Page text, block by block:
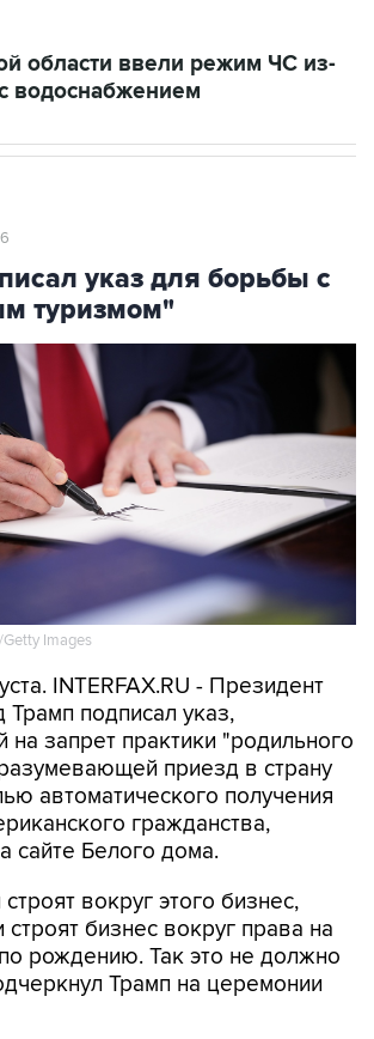
области ввели режим ЧС из-
водоснабжением
указ для борьбы с
туризмом"
Images
INTERFAX.RU - Президент
подписал указ,
на запрет практики "родильного
приезд в страну
автоматического получения
гражданства,
сайте Белого дома.
вокруг этого бизнес,
бизнес вокруг права на
рождению. Так это не должно
Трамп на церемонии